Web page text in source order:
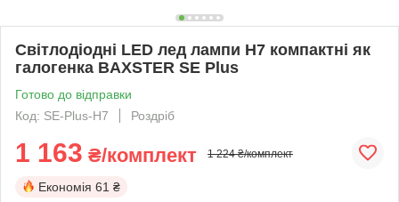
Світлодіодні LED лед лампи H7 компактні як
галогенка BAXSTER SE Plus
Готово до відправки
Код: SE-Plus-H7
Роздріб
1 163 ₴/комплект 1 224 ₴/комплект
Економія 61 ₴